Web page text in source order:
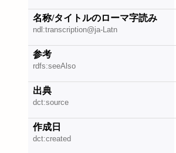
名称/タイトルのローマ字読み
ndl:transcription@ja-Latn
参考
rdfs:seeAlso
出典
dct:source
作成日
dct:created